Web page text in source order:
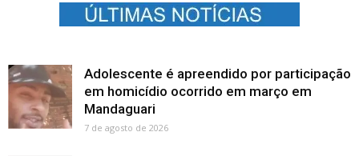
Adolescente é apreendido por participação
em homicídio ocorrido em março em
Mandaguari
7 de agosto de 2026